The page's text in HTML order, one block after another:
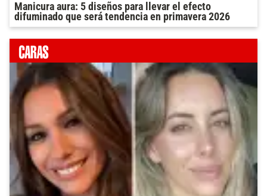
Manicura aura: 5 diseños para llevar el efecto
difuminado que será tendencia en primavera 2026